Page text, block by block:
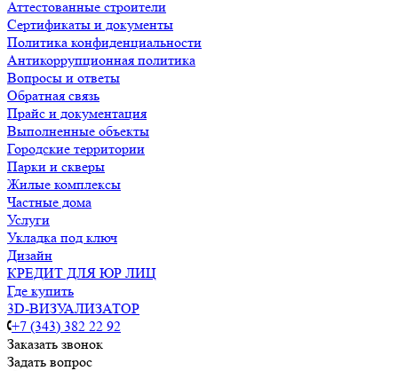
Аттестованные строители
Сертификаты и документы
Политика конфиденциальности
Антикоррупционная политика
Вопросы и ответы
Обратная связь
Прайс и документация
Выполненные объекты
Городские территории
Парки и скверы
Жилые комплексы
Частные дома
Услуги
Укладка под ключ
Дизайн
КРЕДИТ ДЛЯ ЮР ЛИЦ
Где купить
3D-ВИЗУАЛИЗАТОР
+7 (343) 382 22 92
Заказать звонок
Задать вопрос